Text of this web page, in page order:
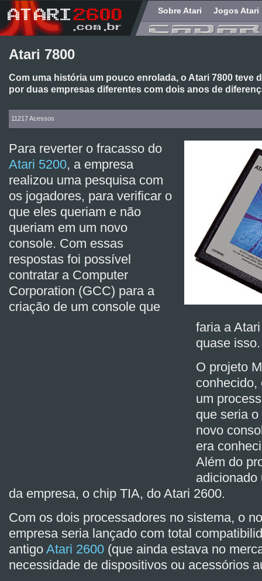
Sobre Atari Jogos Atari
Atari 7800
Com uma história um pouco enrolada, o Atari 7800 teve
por duas empresas diferentes com dois anos de
11217 Acessos
Para reverter o fracasso do
Atari 5200, a empresa
realizou uma pesquisa com
os jogadores, para verificar o
que eles queriam e não
queriam em um novo
console. Com essas
respostas foi possível
contratar a Computer
Corporation (GCC) para a
criação de um console que
faria a
quase isso.
O projeto
conhecido,
um
que seria
novo
era
Além do
adicionado
da empresa, o chip TIA, do Atari 2600.
Com os dois processadores no sistema, o
empresa seria lançado com total
antigo Atari 2600 (que ainda estava no
necessidade de dispositivos ou acessórios